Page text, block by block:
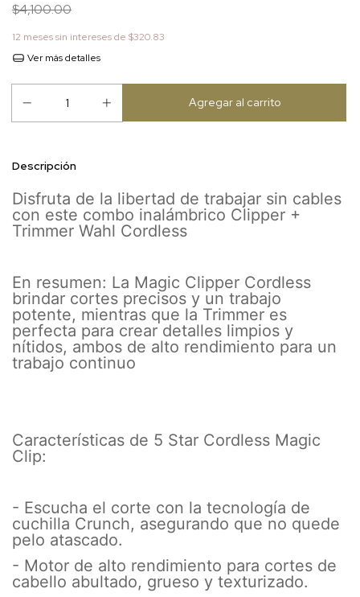
$4,100.00
12 meses sin intereses de $320.83
Ver más detalles
Descripción
Disfruta de la libertad de trabajar sin cables
con este combo inalámbrico Clipper +
Trimmer Wahl Cordless
En resumen: La Magic Clipper Cordless
brindar cortes precisos y un trabajo
potente, mientras que la Trimmer es
perfecta para crear detalles limpios y
nítidos, ambos de alto rendimiento para un
trabajo continuo
Características de 5 Star Cordless Magic
Clip:
- Escucha el corte con la tecnología de
cuchilla Crunch, asegurando que no quede
pelo atascado.
- Motor de alto rendimiento para cortes de
cabello abultado, grueso y texturizado.